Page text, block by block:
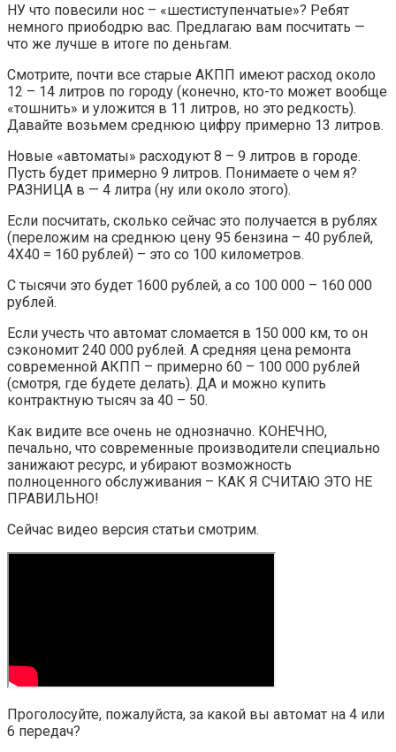
НУ что повесили нос – «шестиступенчатые»? Ребят
немного приободрю вас. Предлагаю вам посчитать —
что же лучше в итоге по деньгам.
Смотрите, почти все старые АКПП имеют расход около
12 – 14 литров по городу (конечно, кто-то может вообще
«тошнить» и уложится в 11 литров, но это редкость).
Давайте возьмем среднюю цифру примерно 13 литров.
Новые «автоматы» расходуют 8 – 9 литров в городе.
Пусть будет примерно 9 литров. Понимаете о чем я?
РАЗНИЦА в — 4 литра (ну или около этого).
Если посчитать, сколько сейчас это получается в рублях
(переложим на среднюю цену 95 бензина – 40 рублей,
4Х40 = 160 рублей) – это со 100 километров.
С тысячи это будет 1600 рублей, а со 100 000 – 160 000
рублей.
Если учесть что автомат сломается в 150 000 км, то он
сэкономит 240 000 рублей. А средняя цена ремонта
современной АКПП – примерно 60 – 100 000 рублей
(смотря, где будете делать). ДА и можно купить
контрактную тысяч за 40 – 50.
Как видите все очень не однозначно. КОНЕЧНО,
печально, что современные производители специально
занижают ресурс, и убирают возможность
полноценного обслуживания – КАК Я СЧИТАЮ ЭТО НЕ
ПРАВИЛЬНО!
Сейчас видео версия статьи смотрим.
Проголосуйте, пожалуйста, за какой вы автомат на 4 или
6 передач?